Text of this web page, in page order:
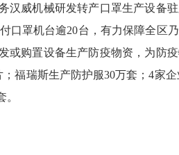
威机械研发转产口罩生产设备
口罩机台逾20台，有力保障全区
购置设备生产防疫物资，为防
福瑞斯生产防护服30万套；4家
。